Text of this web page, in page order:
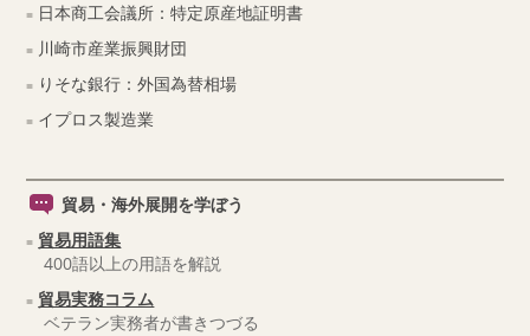
日本商工会議所：特定原産地証明書
川崎市産業振興財団
りそな銀行：外国為替相場
イプロス製造業
貿易・海外展開を学ぼう
貿易用語集
400語以上の用語を解説
貿易実務コラム
ベテラン実務者が書きつづる